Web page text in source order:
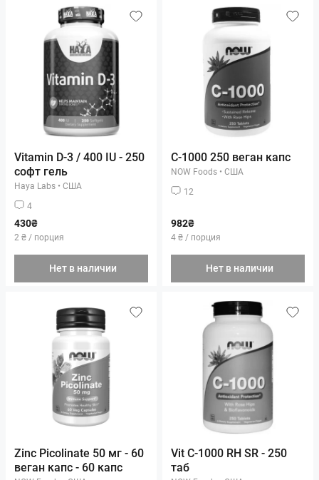
Vitamin D-3 / 400 IU - 250
софт гель
Haya Labs • США
4
430₴
2 ₴ / порция
Нет в наличии
C-1000 250 веган капс
NOW Foods • США
12
982₴
4 ₴ / порция
Нет в наличии
Zinc Picolinate 50 мг - 60
веган капс - 60 капс
Vit C-1000 RH SR - 250
таб